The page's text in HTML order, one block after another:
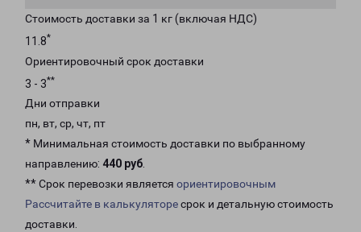
Стоимость доставки за 1 кг (включая НДС)
11.8*
Ориентировочный срок доставки
3 - 3**
Дни отправки
пн, вт, ср, чт, пт
* Минимальная стоимость доставки по выбранному
направлению: 440 руб.
** Срок перевозки является ориентировочным
Рассчитайте в калькуляторесрок и детальную стоимость
доставки.